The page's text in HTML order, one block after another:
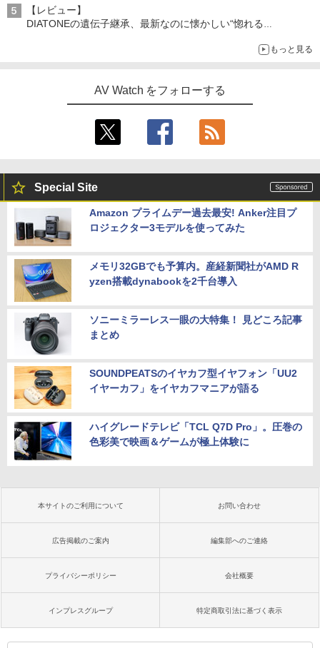
【レビュー】
DIATONEの遺伝子継承、最新なのに懐かしい“惚れる
もっと見る
AV Watch をフォローする
Special Site
Amazon プライムデー過去最安! Anker注目プ
ロジェクター3モデルを使ってみた
メモリ32GBでも予算内。産経新聞社がAMD R
yzen搭載dynabookを2千台導入
ソニーミラーレス一眼の大特集！ 見どころ記事
まとめ
SOUNDPEATSのイヤカフ型イヤフォン「UU2
イヤーカフ」をイヤカフマニアが語る
ハイグレードテレビ「TCL Q7D Pro」。圧巻の
色彩美で映画＆ゲームが極上体験に
本サイトのご利用について お問い合わせ
広告掲載のご案内 編集部へのご連絡
プライバシーポリシー 会社概要
インプレスグループ 特定商取引法に基づく表示